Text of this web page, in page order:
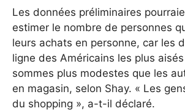
Les données préliminaires
estimer le nombre de personnes
leurs achats en personne, car les
ligne des Américains les plus
sommes plus modestes que les
en magasin, selon Shay. « Les
du shopping », a-t-il déclaré.